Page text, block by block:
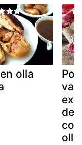
olla
de